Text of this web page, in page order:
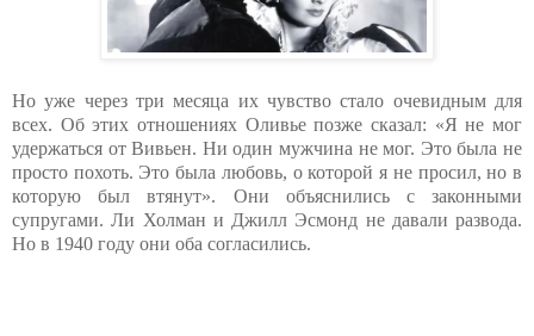
Но уже через три месяца их чувство стало очевидным для
всех. Об этих отношениях Оливье позже сказал: «Я не мог
удержаться от Вивьен. Ни один мужчина не мог. Это была не
просто похоть. Это была любовь, о которой я не просил, но в
которую был втянут». Они объяснились с законными
супругами. Ли Холман и Джилл Эсмонд не давали развода.
Но в 1940 году они оба согласились.